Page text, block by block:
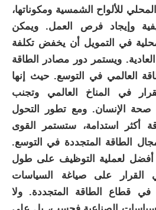
للألواح الشمسية ومكوناتها،
وإيجاد فرص العمل. ويمكن
في التمويل أن يخفض تكلفة
ويستمر دور مصادر الطاقة
العالمي في التوسع. حيث إنها
في المناخ العالمي وتجنب
صحة الإنسان. ومع تطور التحول
أكثر استدامة، ستستمر القوى
الطاقة المتجددة في التوسع.
لعملية التوظيف على طول
القرار على صياغة السياسات
في قطاع الطاقة المتجددة. ولا